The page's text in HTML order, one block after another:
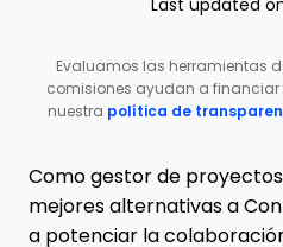
Last updated
Evaluamos las herramientas
comisiones ayudan a financiar
nuestra política de
Como gestor de
mejores alternativas a
a potenciar la